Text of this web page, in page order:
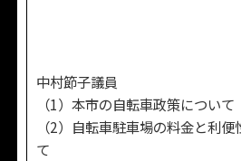
中村節子議員
（1）本市の自転車政策について
（2）自転車駐車場の料金と利
て